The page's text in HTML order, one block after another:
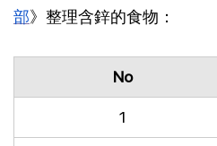
部》整理含鋅的食物：
No
1